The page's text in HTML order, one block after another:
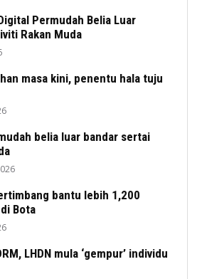
Permudah Belia Luar
Rakan Muda
masa kini, penentu hala tuju
belia luar bandar sertai
bantu lebih 1,200
Bota
LHDN mula ‘gempur’ individu